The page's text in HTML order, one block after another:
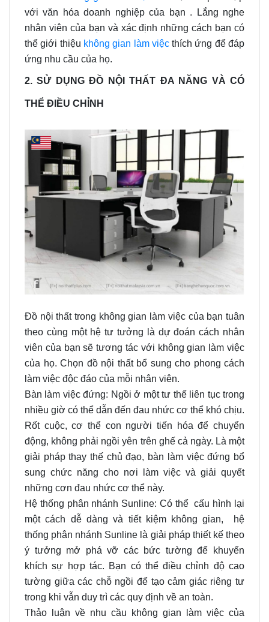
với văn hóa doanh nghiệp của bạn . Lắng nghe
nhân viên của bạn và xác định những cách bạn có
thể giới thiệu không gian làm việcthích ứng để đáp
ứng nhu cầu của họ.
2. SỬ DỤNG ĐỒ NỘI THẤT ĐA NĂNG VÀ CÓ
THỂ ĐIỀU CHỈNH
Đồ nội thất trong không gian làm việc của bạn tuân
theo cùng một hệ tư tưởng là dự đoán cách nhân
viên của bạn sẽ tương tác với không gian làm việc
của họ. Chọn đồ nội thất bổ sung cho phong cách
làm việc độc đáo của mỗi nhân viên.
Bàn làm việc đứng: Ngồi ở một tư thế liên tục trong
nhiều giờ có thể dẫn đến đau nhức cơ thể khó chịu.
Rốt cuộc, cơ thể con người tiến hóa để chuyển
động, không phải ngồi yên trên ghế cả ngày. Là một
giải pháp thay thế chủ đạo, bàn làm việc đứng bổ
sung chức năng cho nơi làm việc và giải quyết
những cơn đau nhức cơ thể này.
Hệ thống phân nhánh Sunline: Có thể cấu hình lại
một cách dễ dàng và tiết kiệm không gian, hệ
thống phân nhánh Sunline là giải pháp thiết kế theo
ý tưởng mở phá vỡ các bức tường để khuyến
khích sự hợp tác. Bạn có thể điều chỉnh độ cao
tường giữa các chỗ ngồi để tạo cảm giác riêng tư
trong khi vẫn duy trì các quy định về an toàn.
Thảo luận về nhu cầu không gian làm việc của